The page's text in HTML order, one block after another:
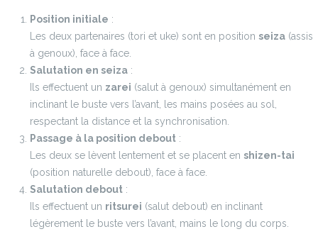
Position initiale :
Les deux partenaires (tori et uke) sont en position seiza (assis
à genoux), face à face.
Salutation en seiza :
Ils effectuent un zarei (salut à genoux) simultanément en
inclinant le buste vers l’avant, les mains posées au sol,
respectant la distance et la synchronisation.
Passage à la position debout :
Les deux se lèvent lentement et se placent en shizen-tai
(position naturelle debout), face à face.
Salutation debout :
Ils effectuent un ritsurei (salut debout) en inclinant
légèrement le buste vers l’avant, mains le long du corps.